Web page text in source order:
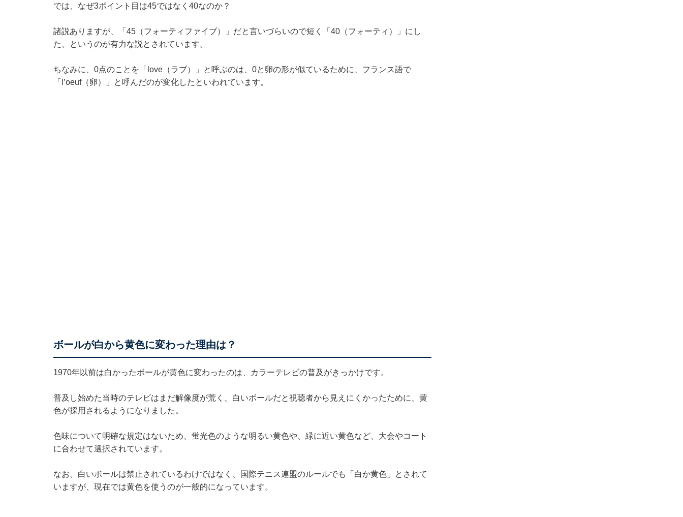
では、なぜ3ポイント目は45ではなく40なのか？
諸説ありますが、「45（フォーティファイブ）」だと言いづらいので短く「40（フォーティ）」にし
た、というのが有力な説とされています。
ちなみに、0点のことを「love（ラブ）」と呼ぶのは、0と卵の形が似ているために、フランス語で
「l’oeuf（卵）」と呼んだのが変化したといわれています。
ボールが白から黄色に変わった理由は？
1970年以前は白かったボールが黄色に変わったのは、カラーテレビの普及がきっかけです。
普及し始めた当時のテレビはまだ解像度が荒く、白いボールだと視聴者から見えにくかったために、黄
色が採用されるようになりました。
色味について明確な規定はないため、蛍光色のような明るい黄色や、緑に近い黄色など、大会やコート
に合わせて選択されています。
なお、白いボールは禁止されているわけではなく、国際テニス連盟のルールでも「白か黄色」とされて
いますが、現在では黄色を使うのが一般的になっています。